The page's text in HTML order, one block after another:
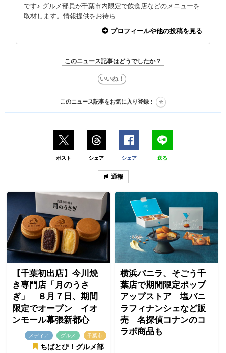
です♪ グルメ部員が千葉市内限定で飲食店などのメニューを
取材します。情報提供をお待ち...
プロフィールや他の投稿を見る
このニュース記事はどうでしたか？
このニュース記事をお気に入り登録：
ポスト シェア シェア 送る
通報
【千葉初出店】今川焼
き専門店「月のうさ
ぎ」 ８月７日、期間
限定でオープン イオ
ンモール幕張新都心
メディア グルメ 千葉市
ちばとぴ！グルメ部
横浜バニラ、そごう千
葉店で期間限定ポップ
アップストア 塩バニ
ラフィナンシェなど販
売 名探偵コナンのコ
ラボ商品も